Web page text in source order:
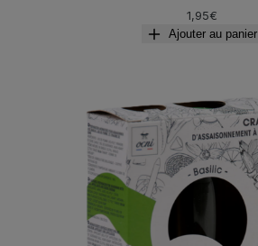
1,95€
Ajouter au panier